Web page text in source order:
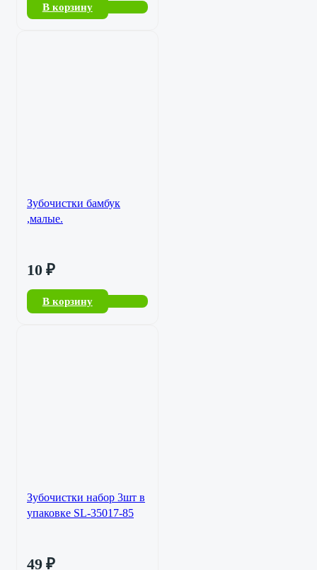
В корзину
Зубочистки бамбук
,малые.
10 ₽
В корзину
Зубочистки набор 3шт в
упаковке SL-35017-85
49 ₽